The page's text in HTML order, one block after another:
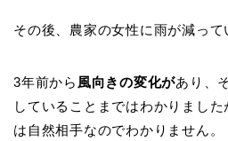
その後、農家の女性に雨が減って
3年前から 風向きの変化があり、
していることまではわかりまし
は自然相手なのでわかりません。